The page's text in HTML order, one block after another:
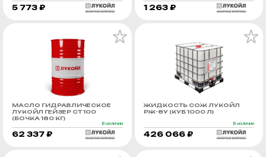
5 773 ₽ 1 263 ₽
МАСЛО ГИДРАВЛИЧЕСКОЕ
ЛУКОЙЛ ГЕЙЗЕР СТ 100
(БОЧКА 180 КГ)
В наличии
62 337 ₽
ЖИДКОСТЬ СОЖ ЛУКОЙЛ
РЖ-8У (КУБ 1000 Л)
В наличии
426 066 ₽